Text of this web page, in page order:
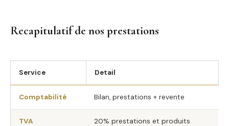
Recapitulatif de nos prestations
Service Detail
Comptabilité Bilan, prestations + revente
TVA 20% prestations et produits